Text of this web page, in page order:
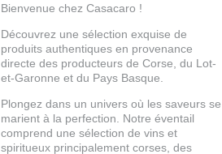
Bienvenue chez Casacaro !
Découvrez une sélection exquise de
produits authentiques en provenance
directe des producteurs de Corse, du Lot-
et-Garonne et du Pays Basque.
Plongez dans un univers où les saveurs se
marient à la perfection. Notre éventail
comprend une sélection de vins et
spiritueux principalement corses, des